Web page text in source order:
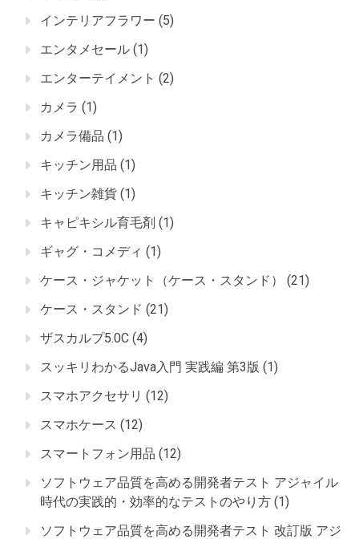
インテリアフラワー (5)
エンタメセール (1)
エンターテイメント (2)
カメラ (1)
カメラ備品 (1)
キッチン用品 (1)
キッチン雑貨 (1)
キャピキシル育毛剤 (1)
ギャグ・コメディ (1)
ケース・ジャケット（ケース・スタンド）
(21)
ケース・スタンド (21)
ザスカルプ5.0C (4)
スッキリわかるJava入門 実践編 第3版 (1)
スマホアクセサリ (12)
スマホケース (12)
スマートフォン用品 (12)
ソフトウェア品質を高める開発者テスト アジャイル
時代の実践的・効率的なテストのやり方 (1)
ソフトウェア品質を高める開発者テスト 改訂版 アジ